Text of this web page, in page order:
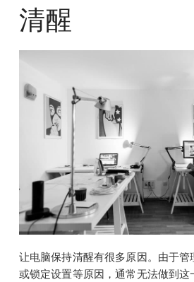
清醒
让电脑保持清醒有很多原因。由于
或锁定设置等原因，通常无法做到